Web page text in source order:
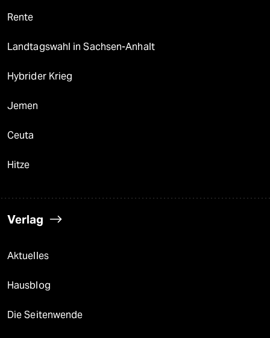
Rente
Landtagswahl in Sachsen-Anhalt
Hybrider Krieg
Jemen
Ceuta
Hitze
Verlag
Aktuelles
Hausblog
Die Seitenwende